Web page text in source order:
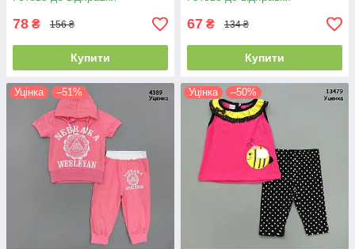
78 ₴ 156 ₴
Купити
67 ₴ 134 ₴
Купити
Уцінка –51% Уцінка –50%